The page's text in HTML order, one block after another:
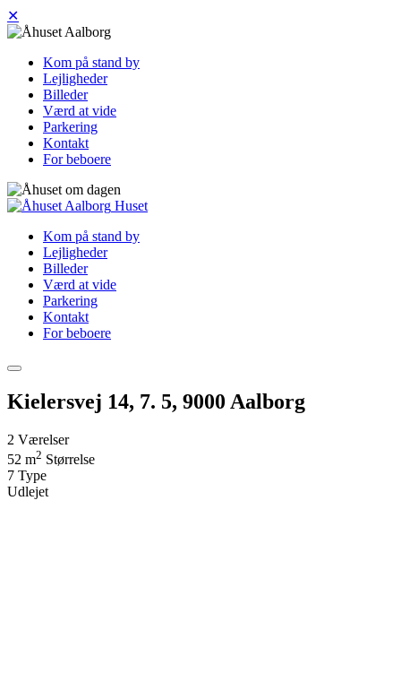
✕
Kom på stand by
Lejligheder
Billeder
Værd at vide
Parkering
Kontakt
For beboere
Huset
Kom på stand by
Lejligheder
Billeder
Værd at vide
Parkering
Kontakt
For beboere
Kielersvej 14, 7. 5, 9000 Aalborg
2 Værelser
52 m2 Størrelse
7 Type
Udlejet